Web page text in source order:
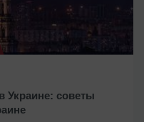
Украине: советы